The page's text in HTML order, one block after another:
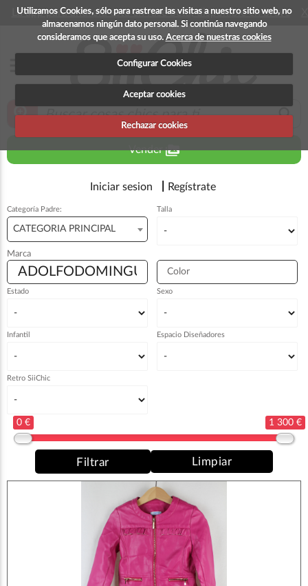
Utilizamos Cookies, sólo para rastrear las visitas a nuestro sitio web, no
almacenamos ningún dato personal. Si continúa navegando
consideramos que acepta su uso. Acerca de nuestras cookies
Configurar Cookies
Aceptar cookies
Rechazar cookies
La app para android esta en fase beta, disponible en breve
zoom_in search
Venderperm_media
Iniciar sesion Regístrate
Categoría Padre:
CATEGORIA PRINCIPAL
Talla
Marca
Color
Estado Sexo
Infantil Espacio Diseñadores
Retro SiiChic
0 € 1 300 €
Filtrar Limpiar